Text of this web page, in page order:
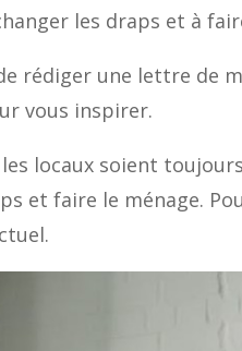
les draps et à
rédiger une lettre de
vous inspirer.
locaux soient
et faire le ménage.